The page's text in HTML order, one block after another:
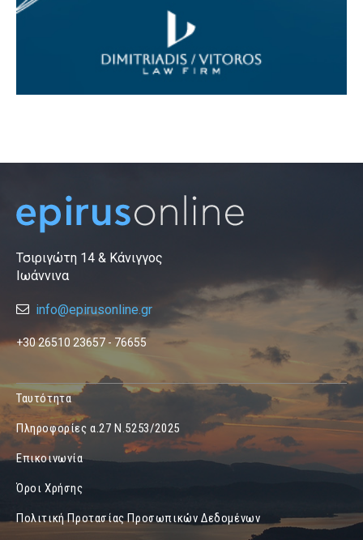
Τσιριγώτη 14 & Κάνιγγος
Ιωάννινα
info@epirusonline.gr
+30 26510 23657 - 76655
Ταυτότητα
Πληροφορίες α.27 Ν.5253/2025
Επικοινωνία
Όροι Χρήσης
Πολιτική Προτασίας Προσωπικών Δεδομένων